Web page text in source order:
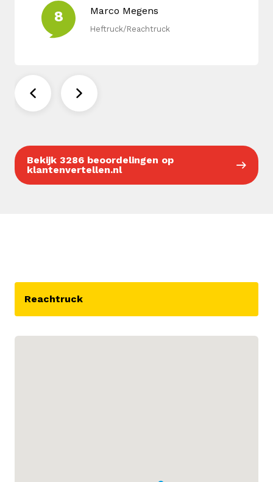
8 Marco Megens
Heftruck/Reachtruck
Bekijk 3286 beoordelingen op
klantenvertellen.nl